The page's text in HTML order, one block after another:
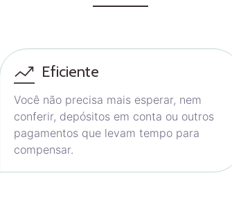
Eficiente
Você não precisa mais esperar, nem
conferir, depósitos em conta ou outros
pagamentos que levam tempo para
compensar.